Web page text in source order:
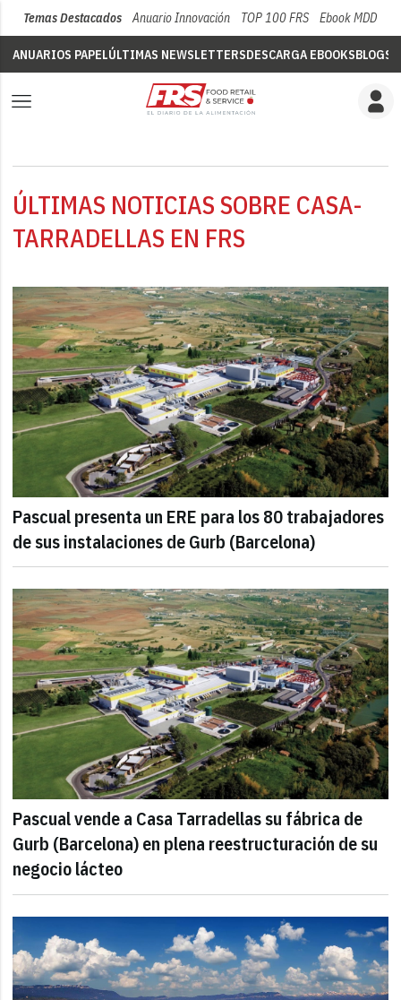
Temas Destacados Anuario Innovación TOP 100 FRS Ebook MDD
ANUARIOS PAPELÚLTIMAS NEWSLETTERSDESCARGA EBOOKSBLOGS
ÚLTIMAS NOTICIAS SOBRE CASA-
TARRADELLAS EN FRS
Pascual presenta un ERE para los 80 trabajadores
de sus instalaciones de Gurb (Barcelona)
Pascual vende a Casa Tarradellas su fábrica de
Gurb (Barcelona) en plena reestructuración de su
negocio lácteo